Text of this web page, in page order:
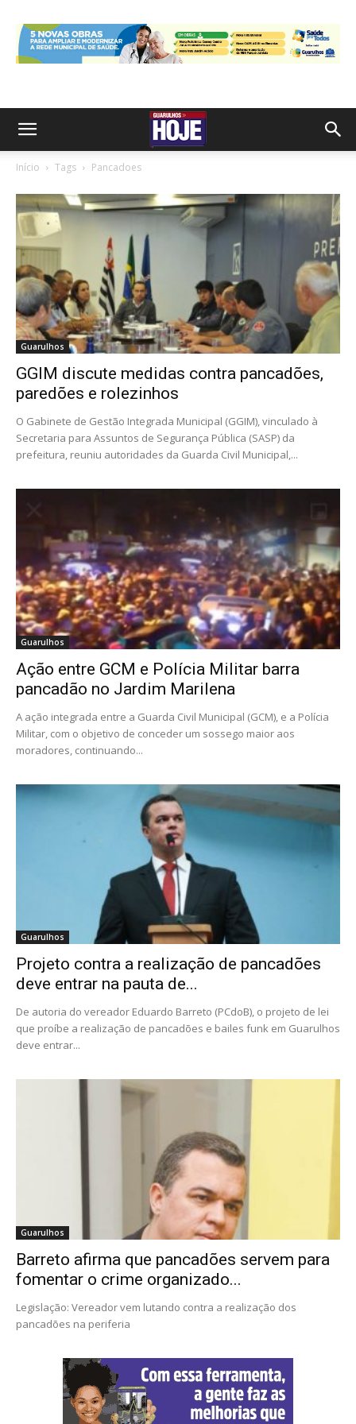
Início Tags Pancadoes
Guarulhos
GGIM discute medidas contra pancadões,
paredões e rolezinhos
O Gabinete de Gestão Integrada Municipal (GGIM), vinculado à
Secretaria para Assuntos de Segurança Pública (SASP) da
prefeitura, reuniu autoridades da Guarda Civil Municipal,...
Guarulhos
Ação entre GCM e Polícia Militar barra
pancadão no Jardim Marilena
A ação integrada entre a Guarda Civil Municipal (GCM), e a Polícia
Militar, com o objetivo de conceder um sossego maior aos
moradores, continuando...
Guarulhos
Projeto contra a realização de pancadões
deve entrar na pauta de...
De autoria do vereador Eduardo Barreto (PCdoB), o projeto de lei
que proíbe a realização de pancadões e bailes funk em Guarulhos
deve entrar...
Guarulhos
Barreto afirma que pancadões servem para
fomentar o crime organizado...
Legislação: Vereador vem lutando contra a realização dos
pancadões na periferia